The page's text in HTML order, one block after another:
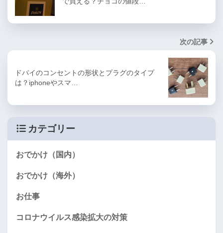
次の記事
ドバイのコンセントの形状とプラグのタイプ
は？iphoneやスマ…
カテゴリー
おでかけ（国内）
おでかけ（海外）
お仕事
コロナウイルス感染拡大の対策